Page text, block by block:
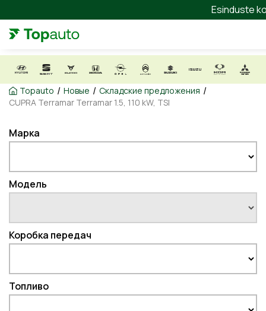
Esinduste
Topauto / Новые / Складские предложения /
CUPRA Terramar Terramar 1.5, 110 kW, TSI
Марка
Модель
Коробка передач
Топливо